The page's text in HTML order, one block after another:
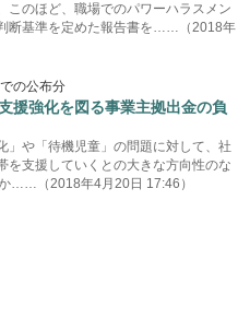
このほど、職場でのパワーハラスメン
断基準を定めた報告書を……（2018年
の公布分
援強化を図る事業主拠出金の負
」や「待機児童」の問題に対して、社
を支援していくとの大きな方向性のな
……（2018年4月20日 17:46）